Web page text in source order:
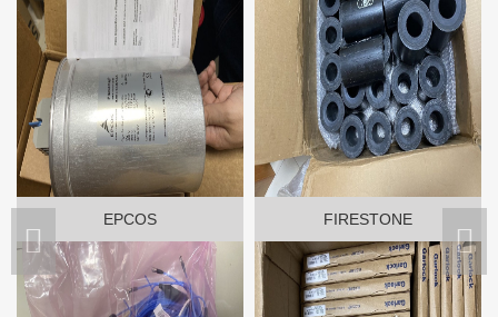
EPCOS FIRESTONE